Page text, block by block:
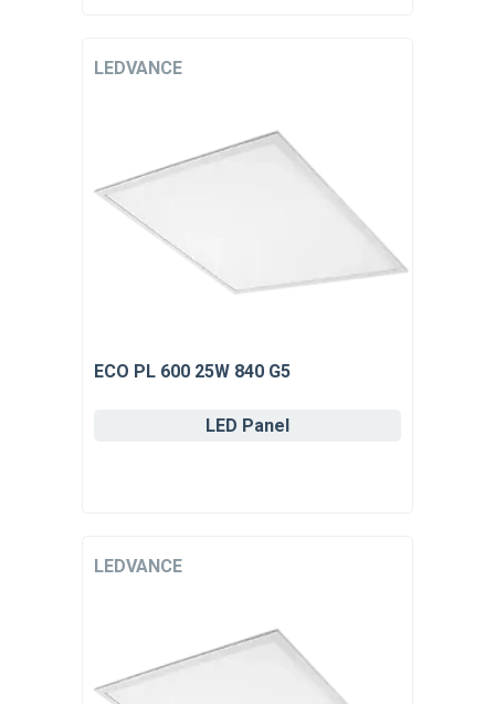
LEDVANCE
ECO PL 600 25W 840 G5
LED Panel
LEDVANCE